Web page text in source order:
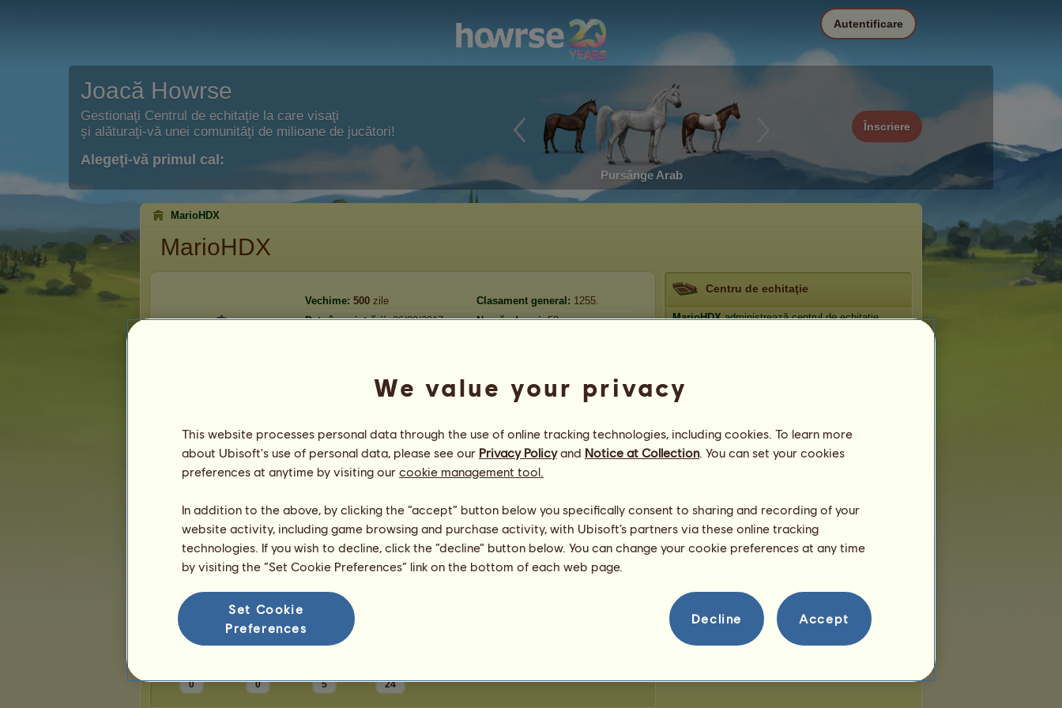
Joacă Howrse
Gestionaţi Centrul de echitaţie la care visaţi
şi alăturaţi-vă unei comunităţi de milioane de jucători!
Alegeţi-vă primul cal:
Pursânge Arab
Înscriere
Autentificare
MarioHDX
MarioHDX
Vechime: 500 zile Clasament general: 1255.
Data înregistrării: 26/09/2017 Număr de cai: 53
MarioHDXare 3prieteni:
Saww
Nova Star
MarioHDXa fost felicitat/ă în total de148ori,
inclusiv recent:
Tissa
Acum 456 zile
Tissa
Acum 497 zile
Crescător retras
Acum 1777 zile
Crescător retras
Acum 1893 zile
0 0 5 24
Centru de echitaţie
MarioHDXadministrează centrul de echitaţie
We value your privacy
This website processes personal data through the use of online tracking technologies, including cookies. To learn more
about Ubisoft's use of personal data, please see our Privacy Policyand Notice at Collection. You can set your cookies
preferences at anytime by visiting our cookie management tool.
In addition to the above, by clicking the “accept” button below you specifically consent to sharing and recording of your
website activity, including game browsing and purchase activity, with Ubisoft’s partners via these online tracking
technologies. If you wish to decline, click the “decline” button below. You can change your cookie preferences at any time
by visiting the “Set Cookie Preferences” link on the bottom of each web page.
Set Cookie
Preferences
Decline Accept